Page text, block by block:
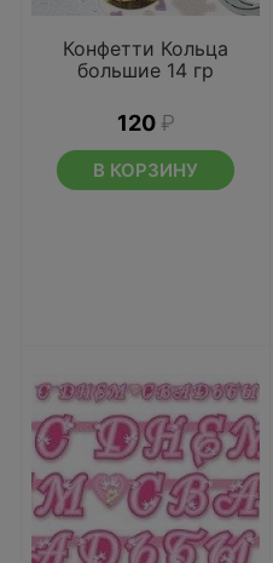
Конфетти Кольца
большие 14 гр
120 ₽
В КОРЗИНУ